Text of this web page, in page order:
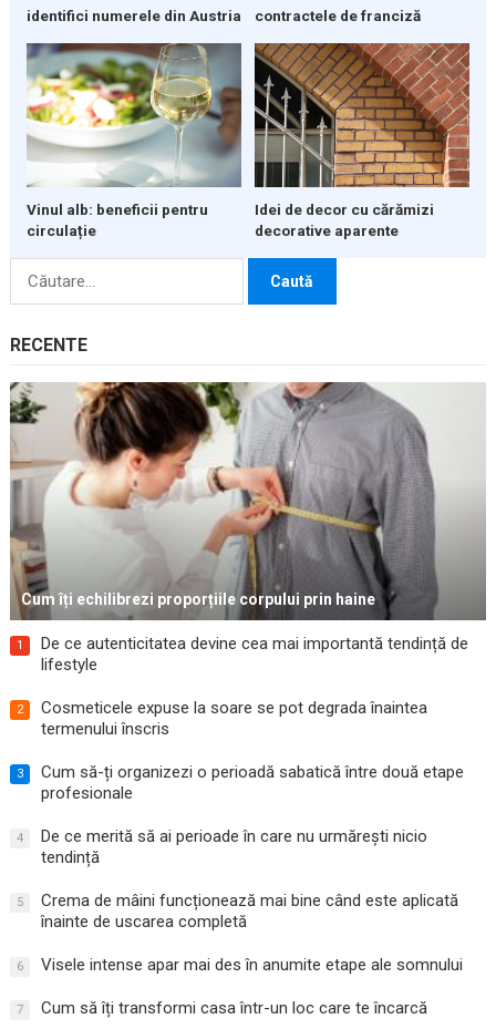
identifici numerele din Austria
contractele de franciză
Vinul alb: beneficii pentru
circulație
Idei de decor cu cărămizi
decorative aparente
Caută
RECENTE
Cum îți echilibrezi proporțiile corpului prin haine
1
De ce autenticitatea devine cea mai importantă tendință de
lifestyle
2
Cosmeticele expuse la soare se pot degrada înaintea
termenului înscris
3
Cum să-ți organizezi o perioadă sabatică între două etape
profesionale
4
De ce merită să ai perioade în care nu urmărești nicio
tendință
5
Crema de mâini funcționează mai bine când este aplicată
înainte de uscarea completă
6 Visele intense apar mai des în anumite etape ale somnului
7 Cum să îți transformi casa într-un loc care te încarcă